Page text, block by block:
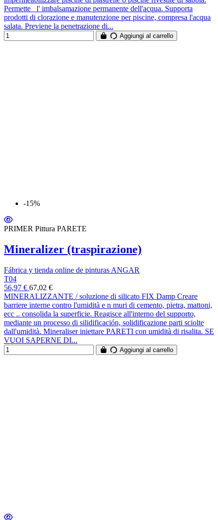
Permette l' imbalsamazione permanente dell'acqua. Supporta
prodotti di clorazione e manutenzione per piscine, compresa l'acqua
salata. Previene la penetrazione di...
Aggiungi al carrello
-15%
PRIMER Pittura PARETE
Mineralizer (traspirazione)
Fábrica y tienda online de pinturas ANGAR
T04
56,97 € 67,02 €
MINERALIZZANTE / soluzione di silicato FIX Damp Creare
barriere interne contro l'umidità e n muri di cemento, pietra, mattoni,
ecc .. consolida la superficie. Reagisce all'interno del supporto,
mediante un processo di silidificación, solidificazione parti sciolte
dall'umidità. Mineraliser iniettare PARETI con umidità di risalita. SE
VUOI SAPERNE DI...
Aggiungi al carrello